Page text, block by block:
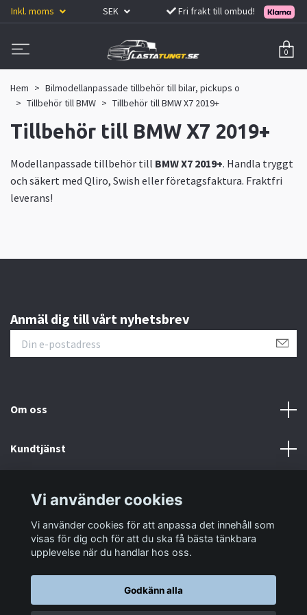
Inkl. moms SEK Fri frakt till ombud!
0
Hem
Bilmodellanpassade tillbehör till bilar, pickups o
Tillbehör till BMW
Tillbehör till BMW X7 2019+
Tillbehör till BMW X7 2019+
Modellanpassade tillbehör till BMW X7 2019+. Handla tryggt
och säkert med Qliro, Swish eller företagsfaktura. Fraktfri
leverans!
Anmäl dig till vårt nyhetsbrev
Om oss
Kundtjänst
Sociala medier
Vi använder cookies
Vi använder cookies för att anpassa det innehåll som
visas för dig och för att du ska få bästa tänkbara
upplevelse när du handlar hos oss.
Godkänn alla